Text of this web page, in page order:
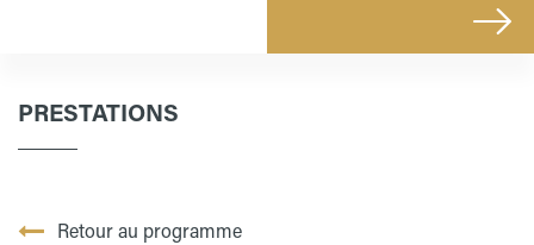
PRESTATIONS
Retour au programme